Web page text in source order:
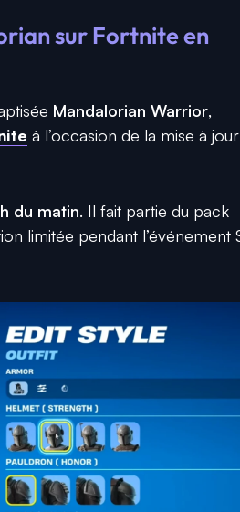
sur Fortnite en
Mandalorian Warrior,
à l’occasion de la mise à jour
du matin. Il fait partie du pack
limitée pendant l’événement